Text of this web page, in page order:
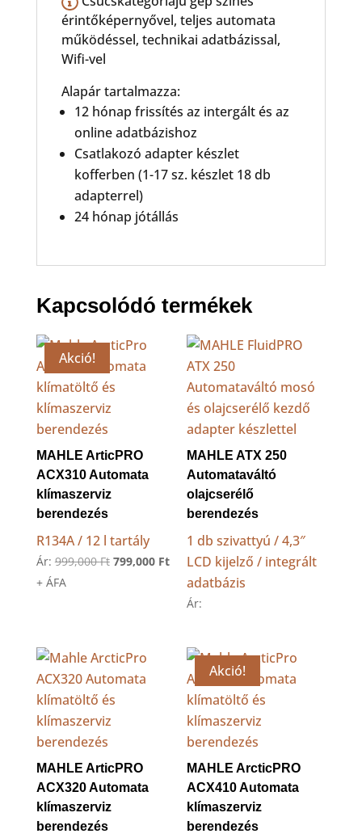
érintőképernyővel, teljes automata
működéssel, technikai adatbázissal,
Wifi-vel
Alapár tartalmazza:
12 hónap frissítés az intergált és az
online adatbázishoz
Csatlakozó adapter készlet
kofferben (1-17 sz. készlet 18 db
adapterrel)
24 hónap jótállás
Kapcsolódó termékek
Akció!
MAHLE ArticPRO
ACX310 Automata
klímaszerviz
berendezés
R134A / 12 l tartály
Ár: 999,000Ft Original
799,000 FtCurrent
price
+ ÁFA
MAHLE ATX 250
Automataváltó
olajcserélő
berendezés
1 db szivattyú / 4,3″
LCD kijelző / integrált
adatbázis
Ár:
MAHLE ArticPRO
ACX320 Automata
klímaszerviz
berendezés
Akció!
MAHLE ArcticPRO
ACX410 Automata
klímaszerviz
berendezés